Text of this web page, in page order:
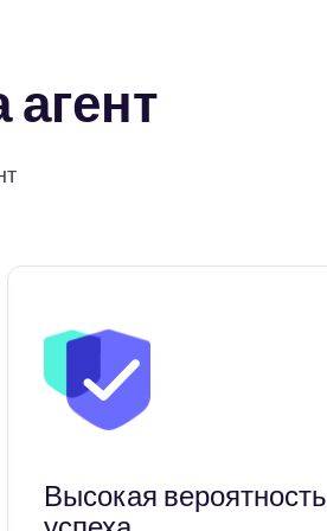
Высокая вероятность